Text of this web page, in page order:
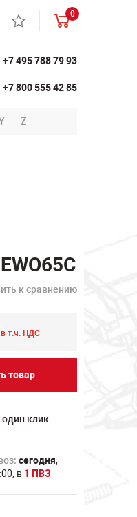
0
+7 495 788 79 93
+7 800 555 42 85
Z
к сравнению
в т.ч. НДС
товар
один клик
сегодня,
в 1 ПВЗ